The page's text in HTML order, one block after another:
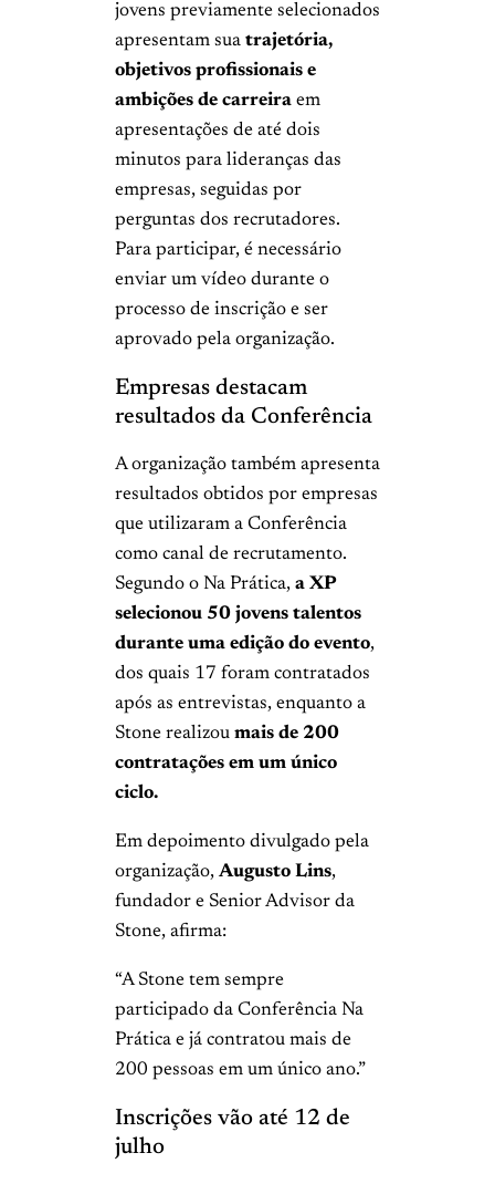
jovens previamente selecionados
apresentam sua trajetória,
objetivos profissionais e
ambições de carreira em
apresentações de até dois
minutos para lideranças das
empresas, seguidas por
perguntas dos recrutadores.
Para participar, é necessário
enviar um vídeo durante o
processo de inscrição e ser
aprovado pela organização.
Empresas destacam
resultados da Conferência
A organização também apresenta
resultados obtidos por empresas
que utilizaram a Conferência
como canal de recrutamento.
Segundo o Na Prática, a XP
selecionou 50 jovens talentos
durante uma edição do evento,
dos quais 17 foram contratados
após as entrevistas, enquanto a
Stone realizou mais de 200
contratações em um único
ciclo.
Em depoimento divulgado pela
organização, Augusto Lins,
fundador e Senior Advisor da
Stone, afirma:
“A Stone tem sempre
participado da Conferência Na
Prática e já contratou mais de
200 pessoas em um único ano.”
Inscrições vão até 12 de
julho